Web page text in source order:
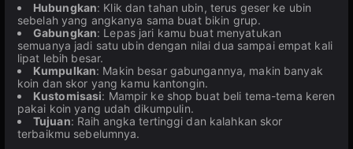
Hubungkan: Klik dan tahan ubin, terus geser ke ubin
sebelah yang angkanya sama buat bikin grup.
Gabungkan: Lepas jari kamu buat menyatukan
semuanya jadi satu ubin dengan nilai dua sampai empat kali
lipat lebih besar.
Kumpulkan: Makin besar gabungannya, makin banyak
koin dan skor yang kamu kantongin.
Kustomisasi: Mampir ke shop buat beli tema-tema keren
pakai koin yang udah dikumpulin.
Tujuan: Raih angka tertinggi dan kalahkan skor
terbaikmu sebelumnya.